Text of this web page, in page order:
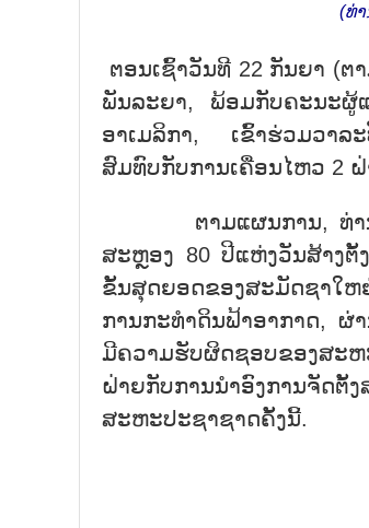
(ທ່
ຕອນເຊົ້າວັນທີ 22 ກັນຍາ (ຕ
ພັນລະຍາ, ພ້ອມກັບຄະນະຜູ້
ອາເມລິກາ, ເຂົ້າຮ່ວມວາລ
ສົມທົບກັບການເຄື່ອນໄຫວ 2 ຝ່
ຕາມແຜນການ, ທ່ານປະ
ສະຫຼອງ 80 ປີແຫ່ງວັນສ້າງຕັ້
ຂັ້ນສຸດຍອດຂອງສະມັດຊາໃ
ການກະທຳດິນຟ້າອາກາດ,
ມີຄວາມຮັບຜິດຊອບຂອງສະ
ຝ່າຍກັບການນຳອົງການຈັດຕັ້
ສະຫະປະຊາຊາດຄັ້ງນີ້.